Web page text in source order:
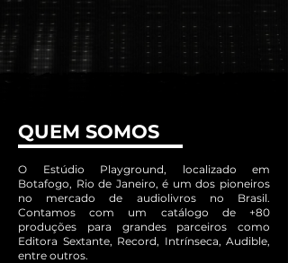
QUEM SOMOS
O Estúdio Playground, localizado em
Botafogo, Rio de Janeiro, é um dos pioneiros
no mercado de audiolivros no Brasil.
Contamos com um catálogo de +80
produções para grandes parceiros como
Editora Sextante, Record, Intrínseca, Audible,
entre outros.